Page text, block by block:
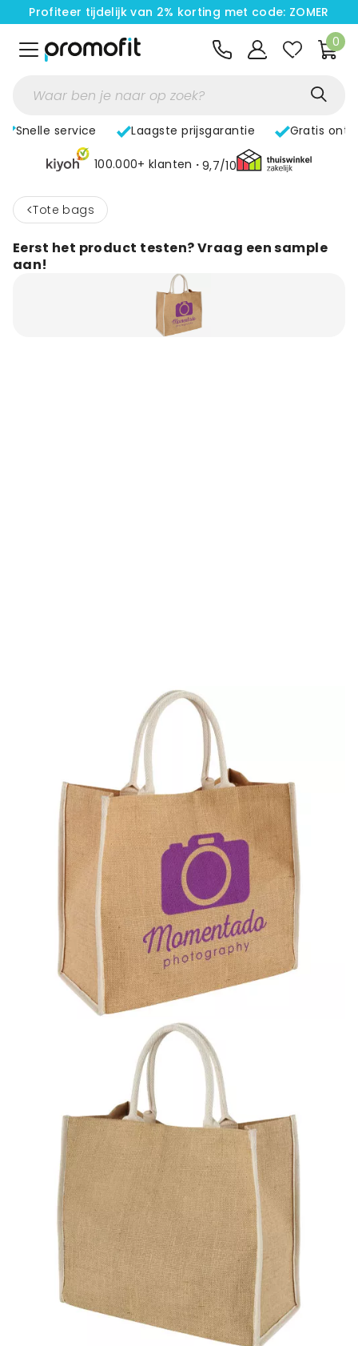
Profiteer tijdelijk van 2% korting met code: ZOMER
0
Snelle service Laagste prijsgarantie Gratis
100.000+ klanten 9,7/10
< Tote bags
Eerst het product testen? Vraag een sample
aan!